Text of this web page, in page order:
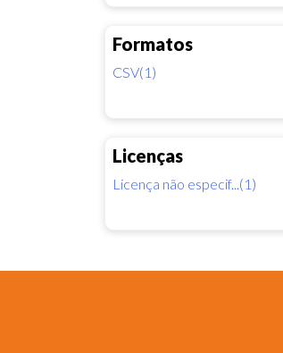
Formatos
CSV(1)
Licenças
Licença não especif...(1)